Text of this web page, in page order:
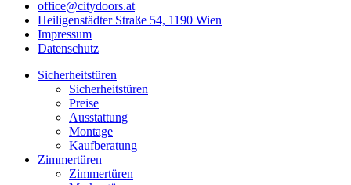
office@citydoors.at
Heiligenstädter Straße 54, 1190 Wien
Impressum
Datenschutz
Sicherheitstüren
Sicherheitstüren
Preise
Ausstattung
Montage
Kaufberatung
Zimmertüren
Zimmertüren